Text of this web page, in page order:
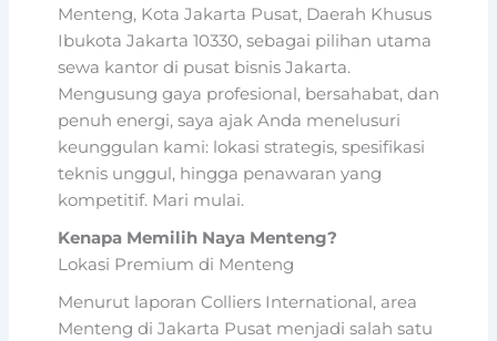
Menteng, Kota Jakarta Pusat, Daerah Khusus
Ibukota Jakarta 10330, sebagai pilihan utama
sewa kantor di pusat bisnis Jakarta.
Mengusung gaya profesional, bersahabat, dan
penuh energi, saya ajak Anda menelusuri
keunggulan kami: lokasi strategis, spesifikasi
teknis unggul, hingga penawaran yang
kompetitif. Mari mulai.
Kenapa Memilih Naya Menteng?
Lokasi Premium di Menteng
Menurut laporan Colliers International, area
Menteng di Jakarta Pusat menjadi salah satu